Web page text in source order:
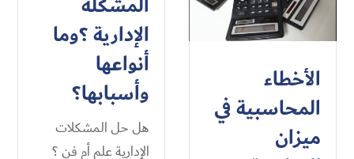
الإدارية ؟وما
أنواعها
وأسبابها؟
هل حل المشكلات
الإدارية علم أم فن ؟
الأخطاء
المحاسبية في
ميزان